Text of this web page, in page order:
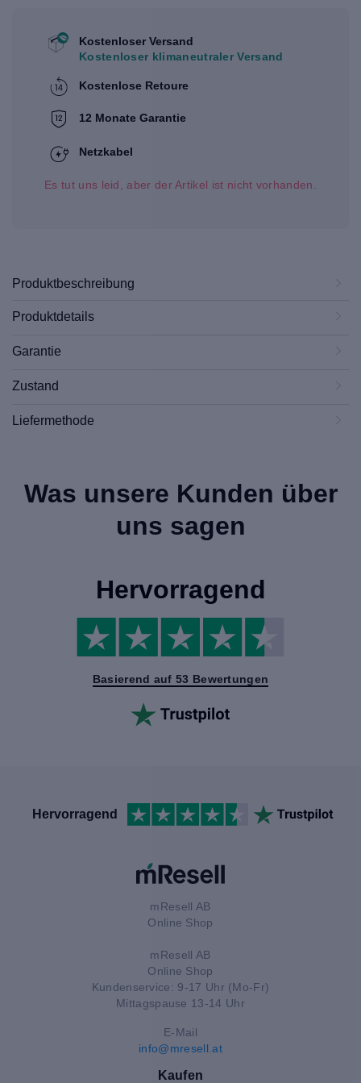
Kostenloser Versand
Kostenloser klimaneutraler Versand
Kostenlose Retoure
12 Monate Garantie
Netzkabel
Es tut uns leid, aber der Artikel ist nicht vorhanden.
Produktbeschreibung
Produktdetails
Garantie
Zustand
Liefermethode
Was unsere Kunden über
uns sagen
Hervorragend
Basierend auf 53 Bewertungen
Hervorragend
mResell AB
Online Shop
mResell AB
Online Shop
Kundenservice: 9-17 Uhr (Mo-Fr)
Mittagspause 13-14 Uhr
E-Mail
info@mresell.at
Kaufen